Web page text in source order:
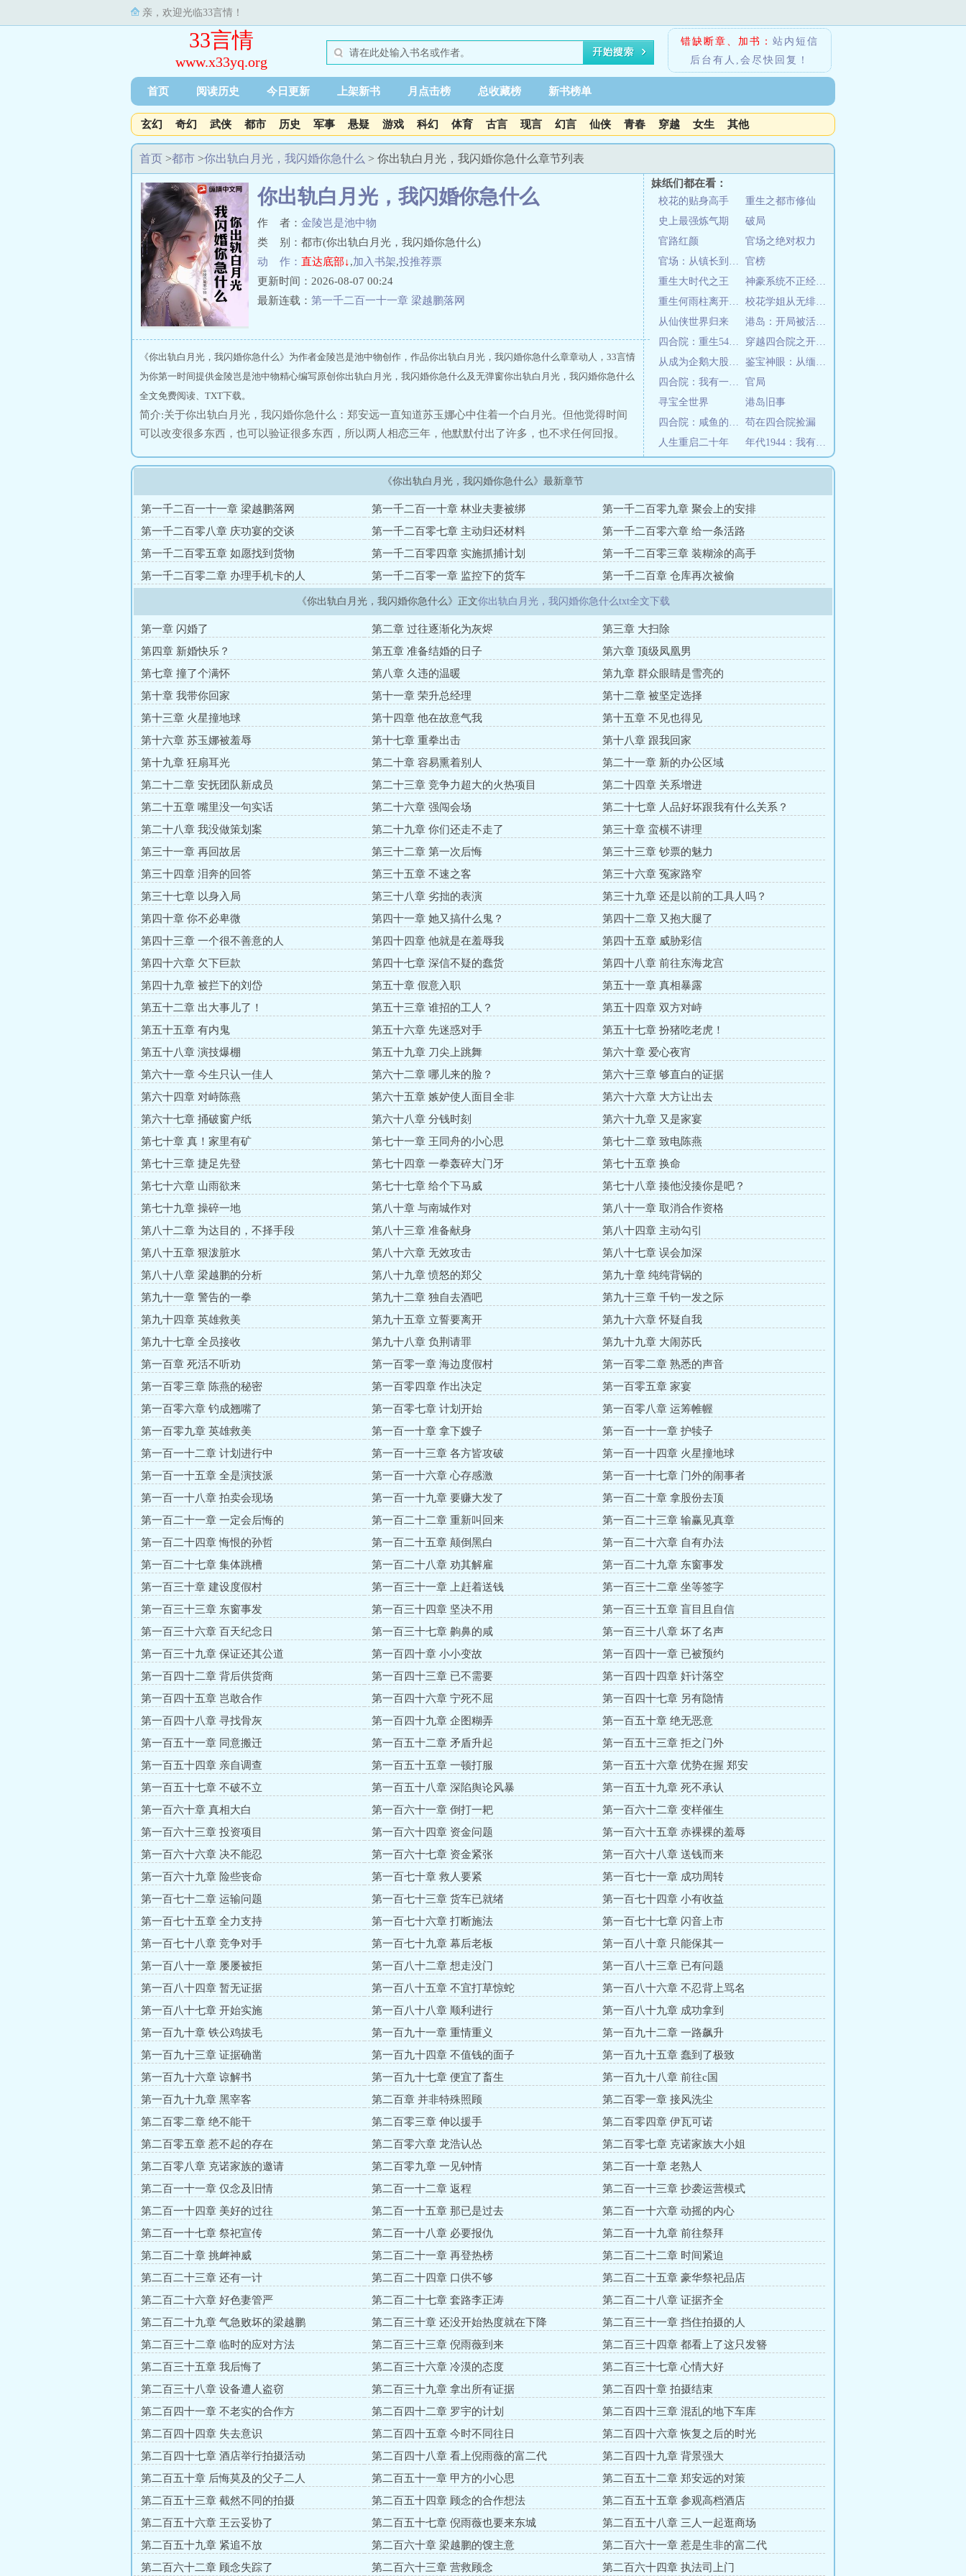
亲，欢迎光临33言情！
33言情
www.x33yq.org
错缺断章、加书： 站内短信
后台有人,会尽快回复！
首页 阅读历史 今日更新 上架新书 月点击榜 总收藏榜 新书榜单
玄幻 奇幻 武侠 都市 历史 军事 悬疑 游戏 科幻 体育 古言 现言 幻言 仙侠 青春 穿越 女生 其他
首页 >都市 >你出轨白月光，我闪婚你急什么 > 你出轨白月光，我闪婚你急什么章节列表
妹纸们都在看：
校花的贴身高手
重生之都市修仙
史上最强炼气期
破局
官路红颜
官场之绝对权力
官场：从镇长到封疆大吏！
官榜
重生大时代之王
神豪系统不正经，逼我成枪王
重生何雨柱离开四合院
校花学姐从无绯闻，直到我上大学
从仙侠世界归来
港岛：开局被活埋，我从横推港岛
四合院：重生54年，邻居傻柱
穿越四合院之开局落户四合院
从成为企鹅大股东打造娱乐帝国
鉴宝神眼：从缅北逃亡开始
四合院：我有一个小世界
官局
寻宝全世界
港岛旧事
四合院：咸鱼的美好生活
苟在四合院捡漏
人生重启二十年
年代1944：我有空间囤货种田
你出轨白月光，我闪婚你急什么
作 者： 金陵岂是池中物
类 别：都市(你出轨白月光，我闪婚你急什么)
动 作： 直达底部↓,加入书架,投推荐票
更新时间：2026-08-07 00:24
最新连载： 第一千二百一十一章 梁越鹏落网
《你出轨白月光，我闪婚你急什么》为作者金陵岂是池中物创作，作品你出轨白月光，我闪婚你急什么章章动人，33言情
为你第一时间提供金陵岂是池中物精心编写原创你出轨白月光，我闪婚你急什么及无弹窗你出轨白月光，我闪婚你急什么
全文免费阅读、TXT下载。
简介:关于你出轨白月光，我闪婚你急什么：郑安远一直知道苏玉娜心中住着一个白月光。但他觉得时间
可以改变很多东西，也可以验证很多东西，所以两人相恋三年，他默默付出了许多，也不求任何回报。
向苏玉娜求了婚，却没想到她的白月光回来了。一切突然变得失控起来。苏玉娜拒绝了郑安远的求婚，
并立马去接机白月光。在这一刻，郑安远就知道自己输了。三年的默默相伴，抵不过他的一句“我回来
了”。于是他选择听从家里安排联姻，闪婚了别人。当郑安远默默收拾东西走后，得知真相的苏玉娜却
疯了，她立马甩开白月光，找到郑安远，哭的梨花带雨。“安远，你……不要我了吗？”郑安远语气淡
漠：“你为什么会觉得，你只要回头，我就会一直在呢？”
《你出轨白月光，我闪婚你急什么》最新章节
第一千二百一十一章 梁越鹏落网 第一千二百一十章 林业夫妻被绑
第一千二百零九章 聚会上的安排
第一千二百零八章 庆功宴的交谈
第一千二百零七章 主动归还材料
第一千二百零六章 给一条活路
第一千二百零五章 如愿找到货物
第一千二百零四章 实施抓捕计划
第一千二百零三章 装糊涂的高手
第一千二百零二章 办理手机卡的人
第一千二百零一章 监控下的货车 第一千二百章 仓库再次被偷
《你出轨白月光，我闪婚你急什么》正文你出轨白月光，我闪婚你急什么txt全文下载
第一章 闪婚了 第二章 过往逐渐化为灰烬
第三章 大扫除
第四章 新婚快乐？
第五章 准备结婚的日子
第六章 顶级凤凰男
第七章 撞了个满怀
第八章 久违的温暖
第九章 群众眼睛是雪亮的
第十章 我带你回家
第十一章 荣升总经理
第十二章 被坚定选择
第十三章 火星撞地球
第十四章 他在故意气我
第十五章 不见也得见
第十六章 苏玉娜被羞辱
第十七章 重拳出击
第十八章 跟我回家
第十九章 狂扇耳光
第二十章 容易熏着别人
第二十一章 新的办公区域
第二十二章 安抚团队新成员
第二十三章 竞争力超大的火热项目
第二十四章 关系增进
第二十五章 嘴里没一句实话
第二十六章 强闯会场
第二十七章 人品好坏跟我有什么关系？
第二十八章 我没做策划案
第二十九章 你们还走不走了
第三十章 蛮横不讲理
第三十一章 再回故居
第三十二章 第一次后悔
第三十三章 钞票的魅力
第三十四章 泪奔的回答
第三十五章 不速之客
第三十六章 冤家路窄
第三十七章 以身入局
第三十八章 劣拙的表演
第三十九章 还是以前的工具人吗？
第四十章 你不必卑微
第四十一章 她又搞什么鬼？
第四十二章 又抱大腿了
第四十三章 一个很不善意的人
第四十四章 他就是在羞辱我
第四十五章 威胁彩信
第四十六章 欠下巨款
第四十七章 深信不疑的蠢货
第四十八章 前往东海龙宫
第四十九章 被拦下的刘岱
第五十章 假意入职
第五十一章 真相暴露
第五十二章 出大事儿了！
第五十三章 谁招的工人？
第五十四章 双方对峙
第五十五章 有内鬼
第五十六章 先迷惑对手
第五十七章 扮猪吃老虎！
第五十八章 演技爆棚
第五十九章 刀尖上跳舞
第六十章 爱心夜宵
第六十一章 今生只认一佳人
第六十二章 哪儿来的脸？
第六十三章 够直白的证据
第六十四章 对峙陈燕
第六十五章 嫉妒使人面目全非
第六十六章 大方让出去
第六十七章 捅破窗户纸
第六十八章 分钱时刻
第六十九章 又是家宴
第七十章 真！家里有矿
第七十一章 王同舟的小心思
第七十二章 致电陈燕
第七十三章 捷足先登
第七十四章 一拳轰碎大门牙
第七十五章 换命
第七十六章 山雨欲来
第七十七章 给个下马威
第七十八章 揍他没揍你是吧？
第七十九章 操碎一地
第八十章 与南城作对
第八十一章 取消合作资格
第八十二章 为达目的，不择手段
第八十三章 准备献身
第八十四章 主动勾引
第八十五章 狠泼脏水
第八十六章 无效攻击
第八十七章 误会加深
第八十八章 梁越鹏的分析
第八十九章 愤怒的郑父
第九十章 纯纯背锅的
第九十一章 警告的一拳
第九十二章 独自去酒吧
第九十三章 千钧一发之际
第九十四章 英雄救美
第九十五章 立誓要离开
第九十六章 怀疑自我
第九十七章 全员接收
第九十八章 负荆请罪
第九十九章 大闹苏氏
第一百章 死活不听劝
第一百零一章 海边度假村
第一百零二章 熟悉的声音
第一百零三章 陈燕的秘密
第一百零四章 作出决定
第一百零五章 家宴
第一百零六章 钓成翘嘴了
第一百零七章 计划开始
第一百零八章 运筹帷幄
第一百零九章 英雄救美
第一百一十章 拿下嫂子
第一百一十一章 护犊子
第一百一十二章 计划进行中
第一百一十三章 各方皆攻破
第一百一十四章 火星撞地球
第一百一十五章 全是演技派
第一百一十六章 心存感激
第一百一十七章 门外的闹事者
第一百一十八章 拍卖会现场
第一百一十九章 要赚大发了
第一百二十章 拿股份去顶
第一百二十一章 一定会后悔的
第一百二十二章 重新叫回来
第一百二十三章 输赢见真章
第一百二十四章 悔恨的孙哲
第一百二十五章 颠倒黑白
第一百二十六章 自有办法
第一百二十七章 集体跳槽
第一百二十八章 劝其解雇
第一百二十九章 东窗事发
第一百三十章 建设度假村
第一百三十一章 上赶着送钱
第一百三十二章 坐等签字
第一百三十三章 东窗事发
第一百三十四章 坚决不用
第一百三十五章 盲目且自信
第一百三十六章 百天纪念日
第一百三十七章 齁鼻的咸
第一百三十八章 坏了名声
第一百三十九章 保证还其公道
第一百四十章 小小变故
第一百四十一章 已被预约
第一百四十二章 背后供货商
第一百四十三章 已不需要
第一百四十四章 奸计落空
第一百四十五章 岂敢合作
第一百四十六章 宁死不屈
第一百四十七章 另有隐情
第一百四十八章 寻找骨灰
第一百四十九章 企图糊弄
第一百五十章 绝无恶意
第一百五十一章 同意搬迁
第一百五十二章 矛盾升起
第一百五十三章 拒之门外
第一百五十四章 亲自调查
第一百五十五章 一顿打服
第一百五十六章 优势在握 郑安
第一百五十七章 不破不立
第一百五十八章 深陷舆论风暴
第一百五十九章 死不承认
第一百六十章 真相大白
第一百六十一章 倒打一耙
第一百六十二章 变样催生
第一百六十三章 投资项目
第一百六十四章 资金问题
第一百六十五章 赤裸裸的羞辱
第一百六十六章 决不能忍
第一百六十七章 资金紧张
第一百六十八章 送钱而来
第一百六十九章 险些丧命
第一百七十章 救人要紧
第一百七十一章 成功周转
第一百七十二章 运输问题
第一百七十三章 货车已就绪
第一百七十四章 小有收益
第一百七十五章 全力支持
第一百七十六章 打断施法
第一百七十七章 闪音上市
第一百七十八章 竞争对手
第一百七十九章 幕后老板
第一百八十章 只能保其一
第一百八十一章 屡屡被拒
第一百八十二章 想走没门
第一百八十三章 已有问题
第一百八十四章 暂无证据
第一百八十五章 不宜打草惊蛇
第一百八十六章 不忍背上骂名
第一百八十七章 开始实施
第一百八十八章 顺利进行
第一百八十九章 成功拿到
第一百九十章 铁公鸡拔毛
第一百九十一章 重情重义
第一百九十二章 一路飙升
第一百九十三章 证据确凿
第一百九十四章 不值钱的面子
第一百九十五章 蠢到了极致
第一百九十六章 谅解书
第一百九十七章 便宜了畜生
第一百九十八章 前往c国
第一百九十九章 黑宰客
第二百章 并非特殊照顾
第二百零一章 接风洗尘
第二百零二章 绝不能干
第二百零三章 伸以援手
第二百零四章 伊瓦可诺
第二百零五章 惹不起的存在
第二百零六章 龙浩认怂
第二百零七章 克诺家族大小姐
第二百零八章 克诺家族的邀请
第二百零九章 一见钟情
第二百一十章 老熟人
第二百一十一章 仅念及旧情
第二百一十二章 返程
第二百一十三章 抄袭运营模式
第二百一十四章 美好的过往
第二百一十五章 那已是过去
第二百一十六章 动摇的内心
第二百一十七章 祭祀宣传
第二百一十八章 必要报仇
第二百一十九章 前往祭拜
第二百二十章 挑衅神威
第二百二十一章 再登热榜
第二百二十二章 时间紧迫
第二百二十三章 还有一计
第二百二十四章 口供不够
第二百二十五章 豪华祭祀品店
第二百二十六章 好色妻管严
第二百二十七章 套路李正涛
第二百二十八章 证据齐全
第二百二十九章 气急败坏的梁越鹏
第二百三十章 还没开始热度就在下降
第二百三十一章 挡住拍摄的人
第二百三十二章 临时的应对方法
第二百三十三章 倪雨薇到来
第二百三十四章 都看上了这只发簪
第二百三十五章 我后悔了
第二百三十六章 冷漠的态度
第二百三十七章 心情大好
第二百三十八章 设备遭人盗窃
第二百三十九章 拿出所有证据
第二百四十章 拍摄结束
第二百四十一章 不老实的合作方
第二百四十二章 罗宇的计划
第二百四十三章 混乱的地下车库
第二百四十四章 失去意识
第二百四十五章 今时不同往日
第二百四十六章 恢复之后的时光
第二百四十七章 酒店举行拍摄活动
第二百四十八章 看上倪雨薇的富二代
第二百四十九章 背景强大
第二百五十章 后悔莫及的父子二人
第二百五十一章 甲方的小心思
第二百五十二章 郑安远的对策
第二百五十三章 截然不同的拍摄
第二百五十四章 顾念的合作想法
第二百五十五章 参观高档酒店
第二百五十六章 王云妥协了
第二百五十七章 倪雨薇也要来东城
第二百五十八章 三人一起逛商场
第二百五十九章 紧追不放
第二百六十章 梁越鹏的馊主意
第二百六十一章 惹是生非的富二代
第二百六十二章 顾念失踪了
第二百六十三章 营救顾念 第二百六十四章 执法司上门